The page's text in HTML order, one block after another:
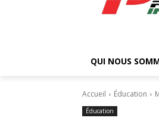
QUI NOUS
Accueil Éducation
Éducation